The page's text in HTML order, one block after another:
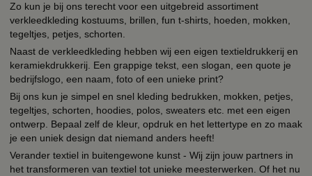
Zo kun je bij ons terecht voor een uitgebreid assortiment
verkleedkleding kostuums, brillen, fun t-shirts, hoeden, mokken,
tegeltjes, petjes, schorten.
Naast de verkleedkleding hebben wij een eigen textieldrukkerij en
keramiekdrukkerij. Een grappige tekst, een slogan, een quote je
bedrijfslogo, een naam, foto of een unieke print?
Bij ons kun je simpel en snel kleding bedrukken, mokken, petjes,
tegeltjes, schorten, hoodies, polos, sweaters etc. met een eigen
ontwerp. Bepaal zelf de kleur, opdruk en het lettertype en zo maak
je een uniek design dat niemand anders heeft!
Verander textiel in buitengewone kunst - Wij zijn jouw partners in
het transformeren van textiel tot unieke meesterwerken. Of het nu